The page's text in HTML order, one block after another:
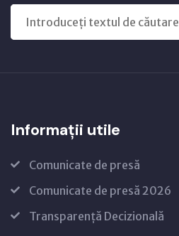
Informații utile
Comunicate de presă
Comunicate de presă 2026
Transparență Decizională